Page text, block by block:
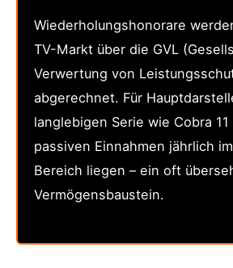
Wiederholungshonorare
TV-Markt über die GVL
Verwertung von
abgerechnet. Für
langlebigen Serie wie Cobra
passiven Einnahmen jährlich
Bereich liegen – ein oft
Vermögensbaustein.